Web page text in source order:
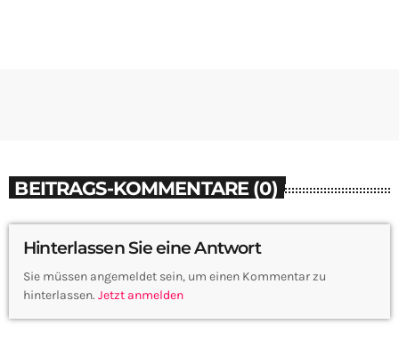
BEITRAGS-KOMMENTARE (0)
Hinterlassen Sie eine Antwort
Sie müssen angemeldet sein, um einen Kommentar zu
hinterlassen. Jetzt anmelden